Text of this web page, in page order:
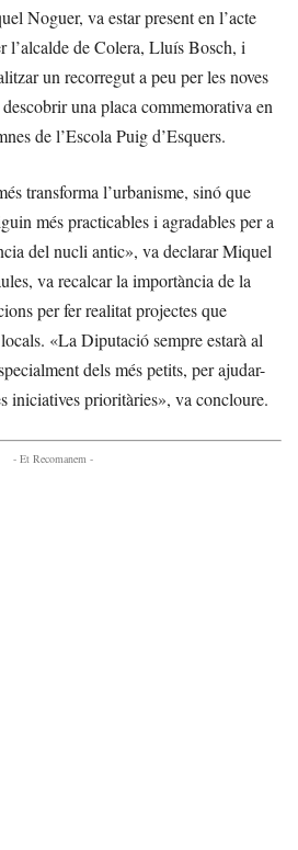
Noguer, va estar present en l’acte
l’alcalde de Colera, Lluís Bosch, i
un recorregut a peu per les noves
una placa commemorativa en
de l’Escola Puig d’Esquers.
transforma l’urbanisme, sinó que
més practicables i agradables per a
del nucli antic», va declarar Miquel
va recalcar la importància de la
per fer realitat projectes que
«La Diputació sempre estarà al
dels més petits, per ajudar-
iniciatives prioritàries», va concloure.
- Et Recomanem -